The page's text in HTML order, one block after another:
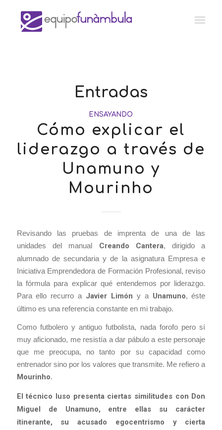
Entradas
ENSAYANDO
Cómo explicar el
liderazgo a través de
Unamuno y
Mourinho
Revisando las pruebas de imprenta de una de las
unidades del manual Creando Cantera, dirigido a
alumnado de secundaria y de la asignatura Empresa e
Iniciativa Emprendedora de Formación Profesional, reviso
la fórmula para explicar qué entendemos por liderazgo.
Para ello recurro a Javier Limón y a Unamuno, éste
último es una referencia constante en mi trabajo.
Como futbolero y antiguo futbolista, nada forofo pero sí
muy aficionado, me resistía a dar pábulo a este personaje
que me preocupa, no tanto por su capacidad como
entrenador sino por los valores que transmite. Me refiero a
Mourinho.
El técnico luso presenta ciertas similitudes con Don
Miguel de Unamuno, entre ellas su carácter
itinerante, su acusado egocentrismo y cierta